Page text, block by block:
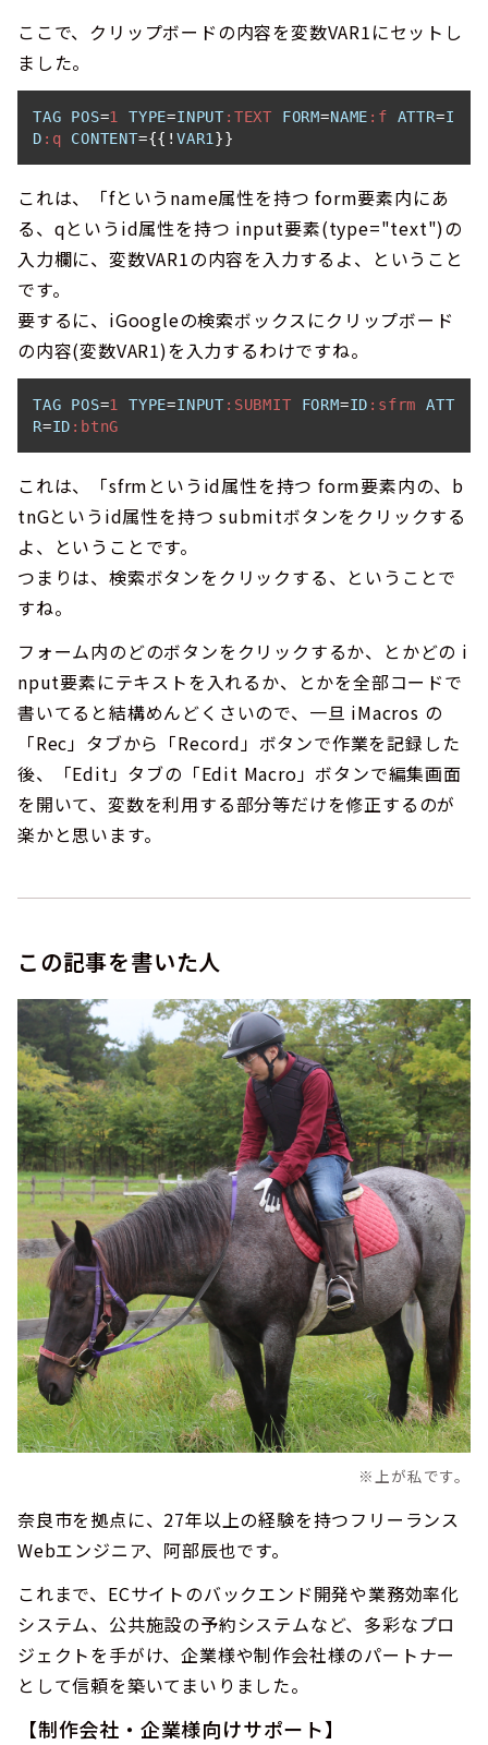
ここで、クリップボードの内容を変数VAR1にセットし
ました。
TAG POS=1 TYPE=INPUT :TEXT FORM=NAME :f ATTR=I
D :q CONTENT={{!VAR1 }}
これは、「fというname属性を持つ form要素内にあ
る、qというid属性を持つ input要素(type="text")の
入力欄に、変数VAR1の内容を入力するよ、ということ
です。
要するに、iGoogleの検索ボックスにクリップボード
の内容(変数VAR1)を入力するわけですね。
TAG POS=1 TYPE=INPUT :SUBMIT FORM=ID :sfrm
ATT
R=ID :btnG
これは、「sfrmというid属性を持つ form要素内の、b
tnGというid属性を持つ submitボタンをクリックする
よ、ということです。
つまりは、検索ボタンをクリックする、ということで
すね。
フォーム内のどのボタンをクリックするか、とかどの i
nput要素にテキストを入れるか、とかを全部コードで
書いてると結構めんどくさいので、一旦 iMacros の
「Rec」タブから「Record」ボタンで作業を記録した
後、「Edit」タブの「Edit Macro」ボタンで編集画面
を開いて、変数を利用する部分等だけを修正するのが
楽かと思います。
この記事を書いた人
※上が私です。
奈良市を拠点に、27年以上の経験を持つフリーランス
Webエンジニア、阿部辰也です。
これまで、ECサイトのバックエンド開発や業務効率化
システム、公共施設の予約システムなど、多彩なプロ
ジェクトを手がけ、企業様や制作会社様のパートナー
として信頼を築いてまいりました。
【制作会社・企業様向けサポート】